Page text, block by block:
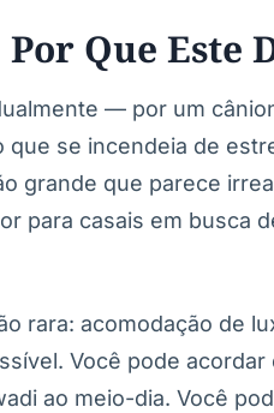
Que Este
— por um
se incendeia de
grande que parece
para casais em busca
rara: acomodação de
Você pode
ao meio-dia. Você